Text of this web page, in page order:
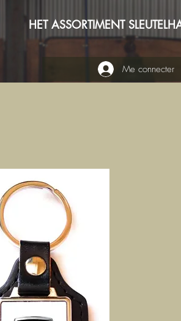
HET ASSORTIMENT
Me connecter